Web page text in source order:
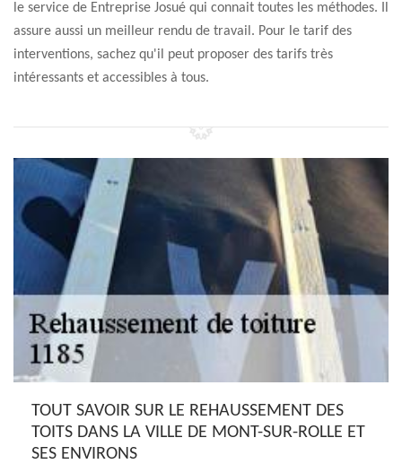
le service de Entreprise Josué qui connait toutes les méthodes. Il
assure aussi un meilleur rendu de travail. Pour le tarif des
interventions, sachez qu'il peut proposer des tarifs très
intéressants et accessibles à tous.
TOUT SAVOIR SUR LE REHAUSSEMENT DES
TOITS DANS LA VILLE DE MONT-SUR-ROLLE ET
SES ENVIRONS